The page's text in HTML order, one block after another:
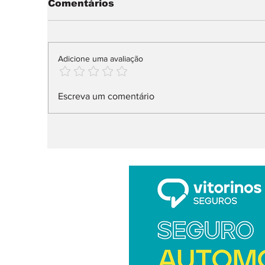
Elétricos dominam
Comentários
Adicione uma avaliação
Escreva um comentário